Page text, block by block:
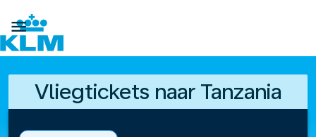

Vliegtickets naar Tanzania